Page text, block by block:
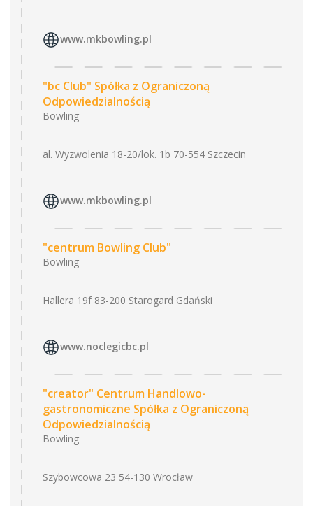
www.mkbowling.pl
"bc Club" Spółka z Ograniczoną
Odpowiedzialnością
Bowling
al. Wyzwolenia 18-20/lok. 1b 70-554 Szczecin
www.mkbowling.pl
"centrum Bowling Club"
Bowling
Hallera 19f 83-200 Starogard Gdański
www.noclegicbc.pl
"creator" Centrum Handlowo-
gastronomiczne Spółka z Ograniczoną
Odpowiedzialnością
Bowling
Szybowcowa 23 54-130 Wrocław